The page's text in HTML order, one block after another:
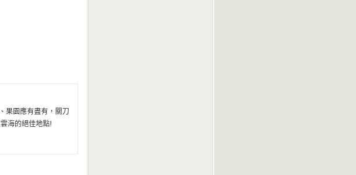
果園應有盡有，關刀
海的絕佳地點!